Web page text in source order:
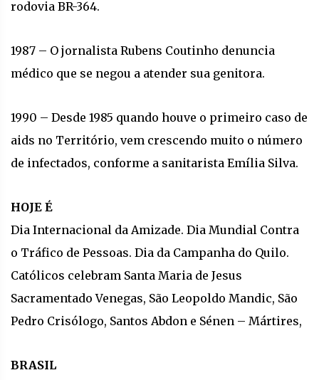
rodovia BR-364.
1987 – O jornalista Rubens Coutinho denuncia
médico que se negou a atender sua genitora.
1990 – Desde 1985 quando houve o primeiro caso de
aids no Território, vem crescendo muito o número
de infectados, conforme a sanitarista Emília Silva.
HOJE É
Dia Internacional da Amizade. Dia Mundial Contra
o Tráfico de Pessoas. Dia da Campanha do Quilo.
Católicos celebram Santa Maria de Jesus
Sacramentado Venegas, São Leopoldo Mandic, São
Pedro Crisólogo, Santos Abdon e Sénen – Mártires,
BRASIL